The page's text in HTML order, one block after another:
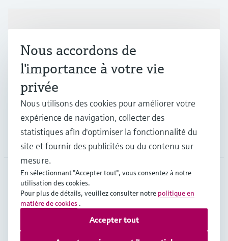
Produits et services
Industries
Support
CHE•Français
Copyright © Endress+Hauser Group Services AG
Mentions légales
Conditions d'utilisation
Nous accordons de
l'importance à votre vie
privée
Nous utilisons des cookies pour améliorer votre
expérience de navigation, collecter des
statistiques afin d'optimiser la fonctionnalité du
site et fournir des publicités ou du contenu sur
mesure.
En sélectionnant "Accepter tout", vous consentez à notre
utilisation des cookies.
Pour plus de détails, veuillez consulter notre politique en
matière de cookies .
Accepter tout